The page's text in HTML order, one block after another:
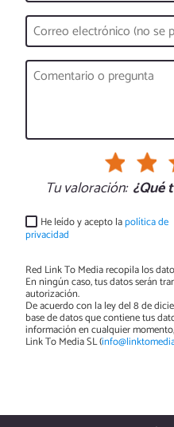
Tu valoración: ¿Qué
He leído y acepto lapolítica de
privacidad
Red Link To Media recopila los
En ningún caso, tus datos serán
autorización.
De acuerdo con la ley del 8 de
base de datos que contiene tus
información en cualquier
Link To Media SL (